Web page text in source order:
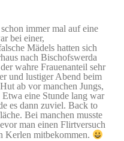
immer mal auf eine
bei einer,
Mädels hatten sich
nach Bischofswerda
wahre Frauenanteil sehr
und lustiger Abend beim
ab vor manchen Jungs,
eine Stunde lang war
es dann zuviel. Back to
Bei manchen musste
man einen Flirtversuch
Kerlen mitbekommen.